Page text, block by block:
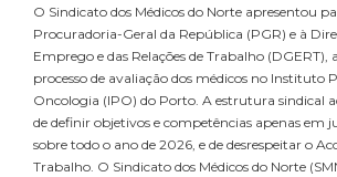
O Sindicato dos Médicos do Norte apresentou
Procuradoria-Geral da República (PGR) e à
Emprego e das Relações de Trabalho (DGERT),
processo de avaliação dos médicos no Instituto
Oncologia (IPO) do Porto. A estrutura sindical
de definir objetivos e competências apenas em
sobre todo o ano de 2026, e de desrespeitar o
Trabalho. O Sindicato dos Médicos do Norte